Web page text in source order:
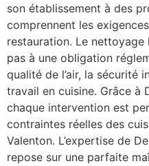
son établissement à des
comprennent les
restauration. Le
pas à une obligation
qualité de l’air, la sécurité
travail en cuisine. Grâce à
chaque intervention est
contraintes réelles des
Valenton. L’expertise de
repose sur une parfaite